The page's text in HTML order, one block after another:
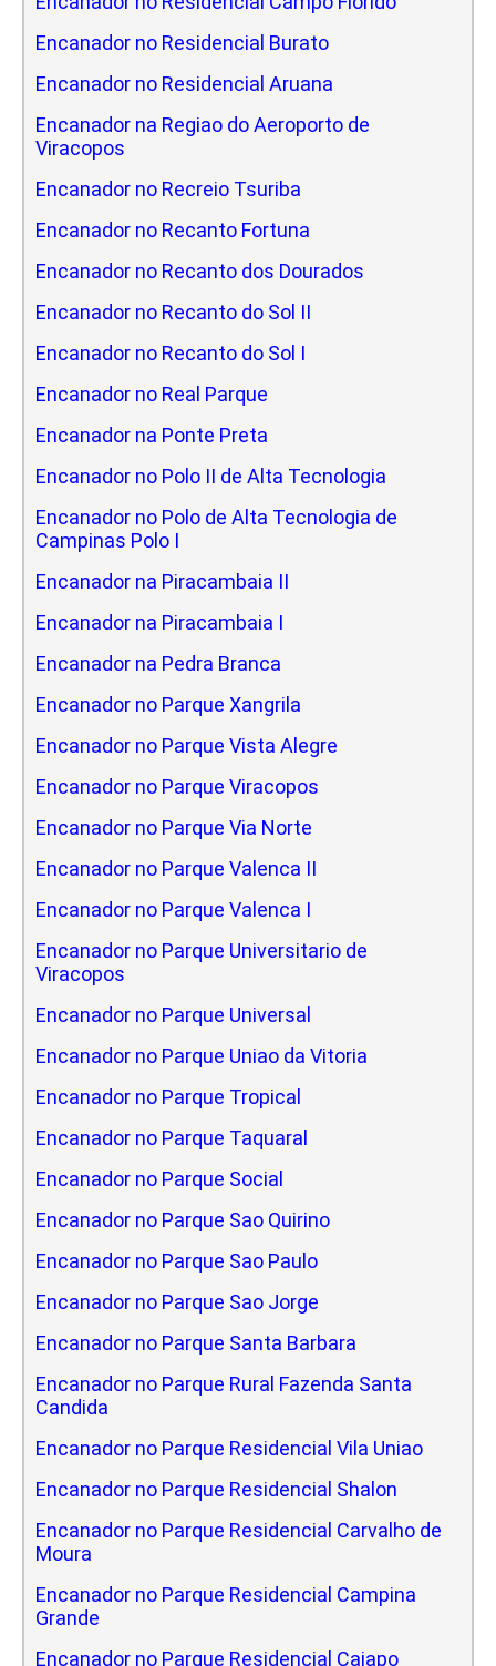
Encanador no Residencial Burato
Encanador no Residencial Aruana
Encanador na Regiao do Aeroporto de
Viracopos
Encanador no Recreio Tsuriba
Encanador no Recanto Fortuna
Encanador no Recanto dos Dourados
Encanador no Recanto do Sol II
Encanador no Recanto do Sol I
Encanador no Real Parque
Encanador na Ponte Preta
Encanador no Polo II de Alta Tecnologia
Encanador no Polo de Alta Tecnologia de
Campinas Polo I
Encanador na Piracambaia II
Encanador na Piracambaia I
Encanador na Pedra Branca
Encanador no Parque Xangrila
Encanador no Parque Vista Alegre
Encanador no Parque Viracopos
Encanador no Parque Via Norte
Encanador no Parque Valenca II
Encanador no Parque Valenca I
Encanador no Parque Universitario de
Viracopos
Encanador no Parque Universal
Encanador no Parque Uniao da Vitoria
Encanador no Parque Tropical
Encanador no Parque Taquaral
Encanador no Parque Social
Encanador no Parque Sao Quirino
Encanador no Parque Sao Paulo
Encanador no Parque Sao Jorge
Encanador no Parque Santa Barbara
Encanador no Parque Rural Fazenda Santa
Candida
Encanador no Parque Residencial Vila Uniao
Encanador no Parque Residencial Shalon
Encanador no Parque Residencial Carvalho de
Moura
Encanador no Parque Residencial Campina
Grande
Encanador no Parque Residencial Caiapo